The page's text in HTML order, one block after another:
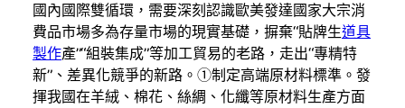
國內國際雙循環，需要深刻認識歐美發達國家大宗消
費品市場多為存量市場的現實基礎，摒棄“貼牌生道具
製作產”“組裝集成”等加工貿易的老路，走出“專精特
新”、差異化競爭的新路。①制定高端原材料標準。發
揮我國在羊絨、棉花、絲綢、化纖等原材料生產方面